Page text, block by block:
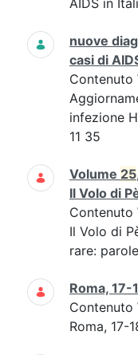
AIDS in
nuove
casi di
Contenuto
infezione
11 35
Volume 25
Il Volo di
Contenuto
Il Volo di
rare:
Roma, 17-
Contenuto
Roma, 17-